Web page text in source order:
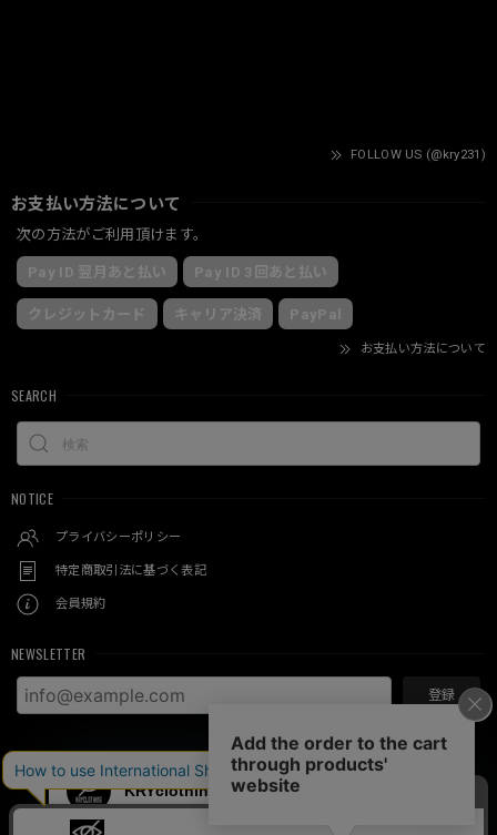
FOLLOW US (@kry231)
お支払い方法について
次の方法がご利用頂けます。
Pay ID 翌月あと払い Pay ID 3回あと払い
クレジットカード キャリア決済 PayPal
お支払い方法について
SEARCH
NOTICE
プライバシーポリシー
特定商取引法に基づく表記
会員規約
NEWSLETTER
登録